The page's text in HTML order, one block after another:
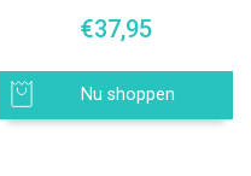
€37,95
Nu shoppen